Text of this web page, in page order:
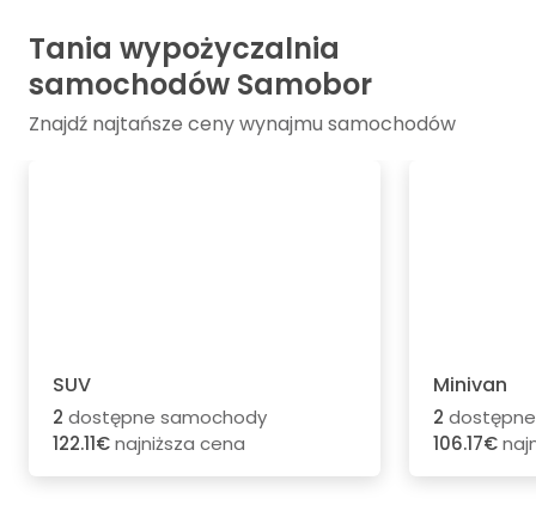
Tania wypożyczalnia
samochodów Samobor
Znajdź najtańsze ceny wynajmu samochodów
SUV
2 dostępne samochody
122.11€najniższa cena
Minivan
2
106.17€